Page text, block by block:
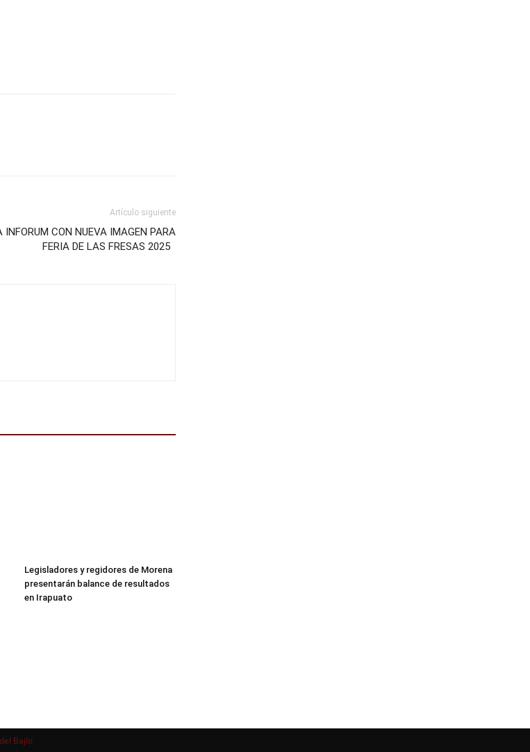
Artículo siguiente
INFORUM CON NUEVA IMAGEN PARA
FERIA DE LAS FRESAS 2025
Legisladores y regidores de Morena
presentarán balance de resultados
en Irapuato
Bajío